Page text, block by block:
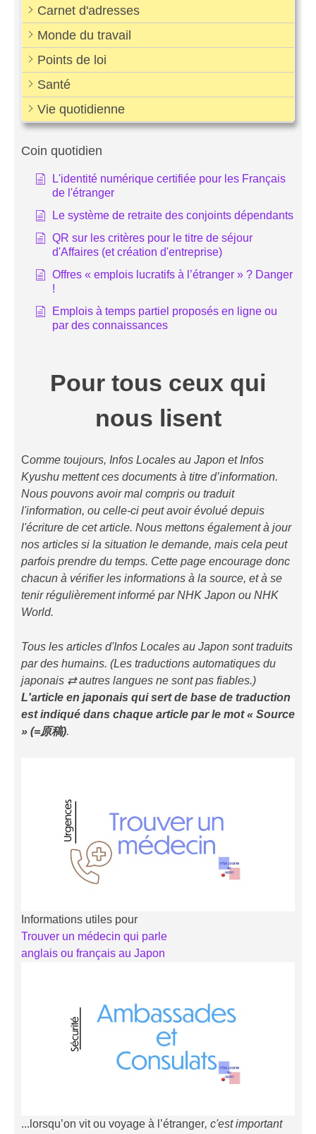
Carnet d'adresses
Monde du travail
Points de loi
Santé
Vie quotidienne
Coin quotidien
L'identité numérique certifiée pour les Français
de l'étranger
Le système de retraite des conjoints dépendants
QR sur les critères pour le titre de séjour
d'Affaires (et création d'entreprise)
Offres « emplois lucratifs à l’étranger » ? Danger
!
Emplois à temps partiel proposés en ligne ou
par des connaissances
Pour tous ceux qui
nous lisent
Comme toujours, Infos Locales au Japon et Infos
Kyushu mettent ces documents à titre d’information.
Nous pouvons avoir mal compris ou traduit
l'information, ou celle-ci peut avoir évolué depuis
l'écriture de cet article. Nous mettons également à jour
nos articles si la situation le demande, mais cela peut
parfois prendre du temps. Cette page encourage donc
chacun à vérifier les informations à la source, et à se
tenir régulièrement informé par NHK Japon ou NHK
World.
Tous les articles d'Infos Locales au Japon sont traduits
par des humains. (Les traductions automatiques du
japonais ⇄ autres langues ne sont pas fiables.)
L'article en japonais qui sert de base de traduction
est indiqué dans chaque article par le mot « Source
» (=原稿).
Informations utiles pour
Trouver un médecin qui parle
anglais ou français au Japon
...lorsqu’on vit ou voyage à l’étranger, c'est important